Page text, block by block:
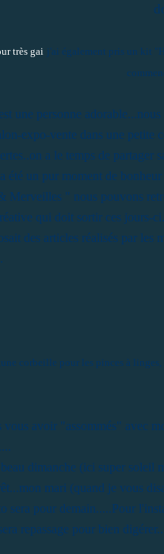
très gai j'ai également pris un kit
une personne
expo-vente dans une petite
a le temps de partager
été un pur moment de
Merveilles " nous pouvons
qui doit sortir ces jours-
des articles réalisés par les
corbeille pour les pinces à
vous avoir "assommés" avec
beau dimanche (ici super soleil
mari (quand je vous
sera pour demain.....Pour
repassage pour bien